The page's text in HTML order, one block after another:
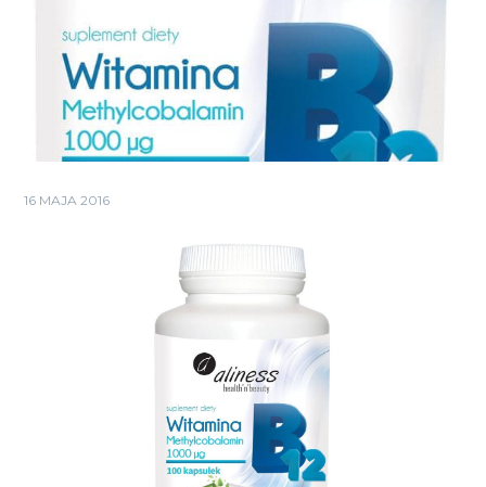
16 MAJA 2016